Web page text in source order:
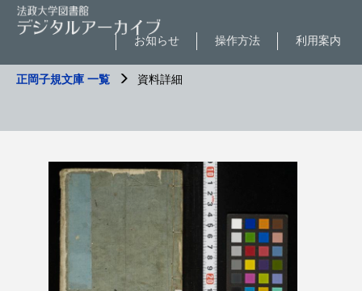
利用案内
操作方法
お知らせ
正岡子規文庫 一覧 資料詳細